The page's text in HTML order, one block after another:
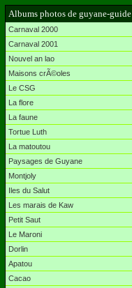
Albums photos de guyane-guide
Carnaval 2000
Carnaval 2001
Nouvel an lao
Maisons crÃ©oles
Le CSG
La flore
La faune
Tortue Luth
La matoutou
Paysages de Guyane
Montjoly
Iles du Salut
Les marais de Kaw
Petit Saut
Le Maroni
Dorlin
Apatou
Cacao